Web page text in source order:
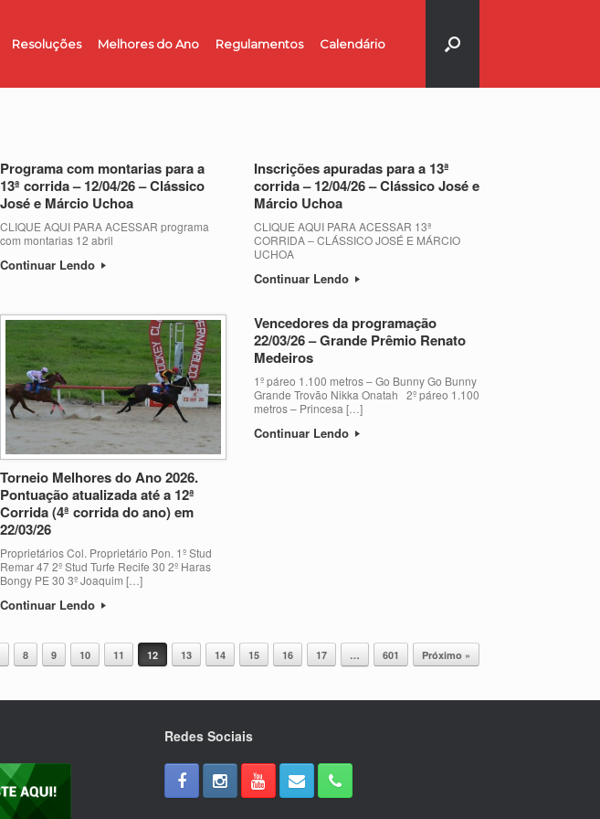
Resoluções Melhores do Ano Regulamentos Calendário
Programa com montarias para a
13ª corrida – 12/04/26 – Clássico
José e Márcio Uchoa
CLIQUE AQUI PARA ACESSAR programa
com montarias 12 abril
Continuar Lendo
Inscrições apuradas para a 13ª
corrida – 12/04/26 – Clássico José e
Márcio Uchoa
CLIQUE AQUI PARA ACESSAR 13ª
CORRIDA – CLÁSSICO JOSÉ E MÁRCIO
UCHOA
Continuar Lendo
Torneio Melhores do Ano 2026.
Pontuação atualizada até a 12ª
Corrida (4ª corrida do ano) em
22/03/26
Proprietários Col. Proprietário Pon. 1º Stud
Remar 47 2º Stud Turfe Recife 30 2º Haras
Bongy PE 30 3º Joaquim […]
Continuar Lendo
Vencedores da programação
22/03/26 – Grande Prêmio Renato
Medeiros
1º páreo 1.100 metros – Go Bunny Go Bunny
Grande Trovão Nikka Onatah 2º páreo 1.100
metros – Princesa […]
Continuar Lendo
8 9 10 11 12 13 14 15 16 17 … 601 Próximo »
Redes Sociais